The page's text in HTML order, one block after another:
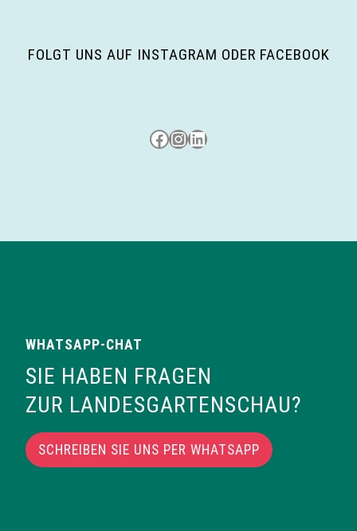
FOLGT UNS AUF INSTAGRAM ODER FACEBOOK
Besuche uns auf Facebook
Besuche uns auf Instagram
LinkedIn
WHATSAPP-CHAT
SIE HABEN FRAGEN
ZUR LANDESGARTENSCHAU?
SCHREIBEN SIE UNS PER WHATSAPP